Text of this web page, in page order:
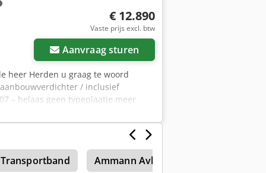
€ 12.890
Vaste prijs excl. btw
Aanvraag sturen
heer Herden u graag te woord
/ inclusief
– helaas geen typeplaatje meer
bruto - Totale lengte (mm):
(l/min): 130 -
110 - Aanbevolen grootte van het
- inclusief draaimotor In ons
die direct
Ammann Avh 6030